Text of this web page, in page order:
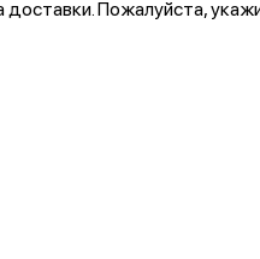
Пожалуйста,